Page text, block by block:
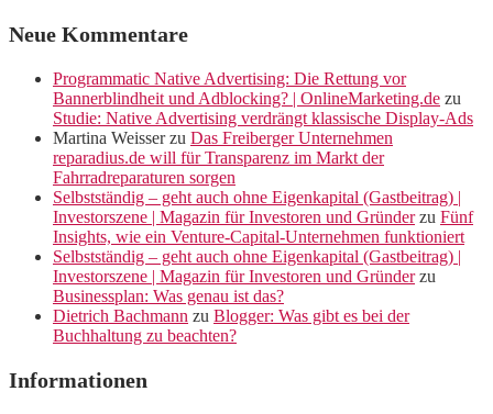
Neue Kommentare
Programmatic Native Advertising: Die Rettung vor
Bannerblindheit und Adblocking? | OnlineMarketing.de zu
Studie: Native Advertising verdrängt klassische Display-Ads
Martina Weisserzu Das Freiberger Unternehmen
reparadius.de will für Transparenz im Markt der
Fahrradreparaturen sorgen
Selbstständig – geht auch ohne Eigenkapital (Gastbeitrag) |
Investorszene | Magazin für Investoren und Gründerzu Fünf
Insights, wie ein Venture-Capital-Unternehmen funktioniert
Selbstständig – geht auch ohne Eigenkapital (Gastbeitrag) |
Investorszene | Magazin für Investoren und Gründerzu
Businessplan: Was genau ist das?
Dietrich Bachmann zu Blogger: Was gibt es bei der
Buchhaltung zu beachten?
Informationen